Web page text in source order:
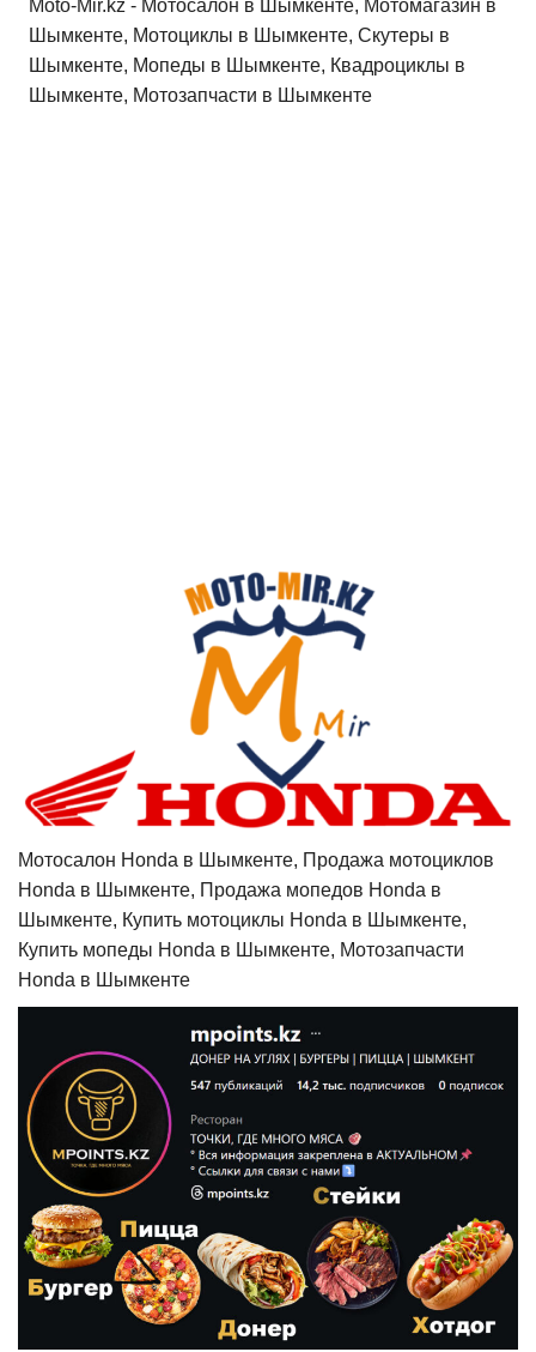
Moto-Mir.kz - Мотосалон в Шымкенте, Мотомагазин в
Шымкенте, Мотоциклы в Шымкенте, Скутеры в
Шымкенте, Мопеды в Шымкенте, Квадроциклы в
Шымкенте, Мотозапчасти в Шымкенте
Мотосалон Honda в Шымкенте, Продажа мотоциклов
Honda в Шымкенте, Продажа мопедов Honda в
Шымкенте, Купить мотоциклы Honda в Шымкенте,
Купить мопеды Honda в Шымкенте, Мотозапчасти
Honda в Шымкенте